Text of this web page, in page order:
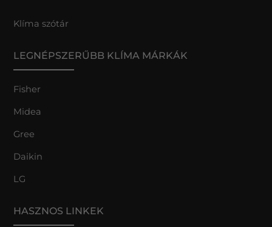
Klíma szótár
LEGNÉPSZERŰBB KLÍMA MÁRKÁK
Fisher
Midea
Gree
Daikin
LG
HASZNOS LINKEK